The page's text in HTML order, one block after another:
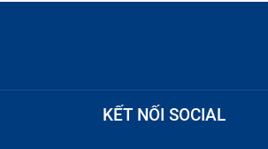
bên
KẾT NỐI SOCIAL